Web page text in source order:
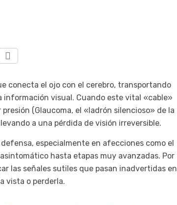
conecta el ojo con el cerebro, transportando
información visual. Cuando este vital «cable»
(Glaucoma, el «ladrón silencioso» de la
a una pérdida de visión irreversible.
especialmente en afecciones como el
hasta etapas muy avanzadas. Por
las señales sutiles que pasan inadvertidas en
vista o perderla.